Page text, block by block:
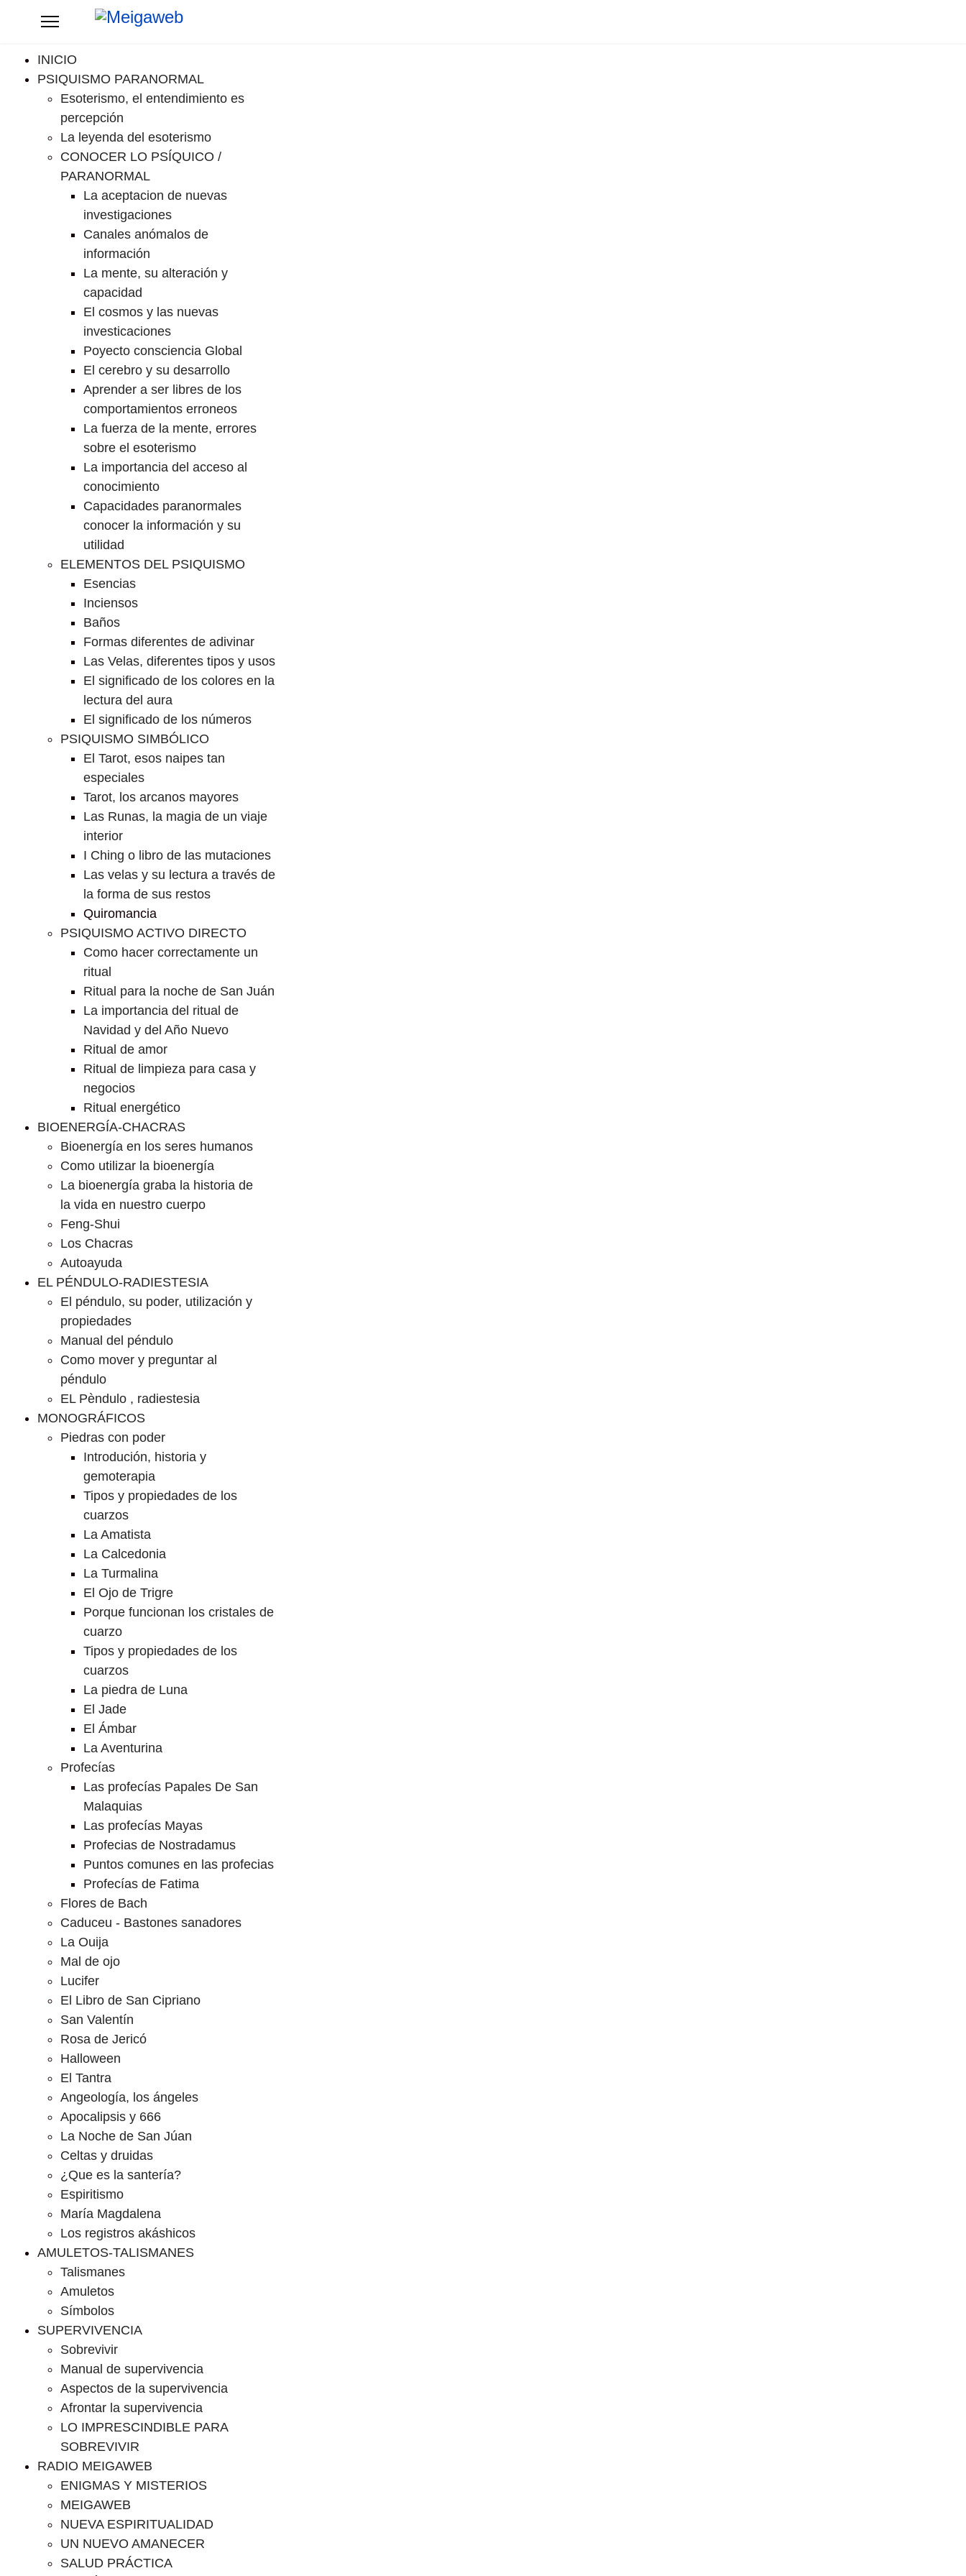
INICIO
PSIQUISMO PARANORMAL
Esoterismo, el entendimiento es
percepción
La leyenda del esoterismo
CONOCER LO PSÍQUICO /
PARANORMAL
La aceptacion de nuevas
investigaciones
Canales anómalos de
información
La mente, su alteración y
capacidad
El cosmos y las nuevas
investicaciones
Poyecto consciencia Global
El cerebro y su desarrollo
Aprender a ser libres de los
comportamientos erroneos
La fuerza de la mente, errores
sobre el esoterismo
La importancia del acceso al
conocimiento
Capacidades paranormales
conocer la información y su
utilidad
ELEMENTOS DEL PSIQUISMO
Esencias
Inciensos
Baños
Formas diferentes de adivinar
Las Velas, diferentes tipos y usos
El significado de los colores en la
lectura del aura
El significado de los números
PSIQUISMO SIMBÓLICO
El Tarot, esos naipes tan
especiales
Tarot, los arcanos mayores
Las Runas, la magia de un viaje
interior
I Ching o libro de las mutaciones
Las velas y su lectura a través de
la forma de sus restos
Quiromancia
PSIQUISMO ACTIVO DIRECTO
Como hacer correctamente un
ritual
Ritual para la noche de San Juán
La importancia del ritual de
Navidad y del Año Nuevo
Ritual de amor
Ritual de limpieza para casa y
negocios
Ritual energético
BIOENERGÍA-CHACRAS
Bioenergía en los seres humanos
Como utilizar la bioenergía
La bioenergía graba la historia de
la vida en nuestro cuerpo
Feng-Shui
Los Chacras
Autoayuda
EL PÉNDULO-RADIESTESIA
El péndulo, su poder, utilización y
propiedades
Manual del péndulo
Como mover y preguntar al
péndulo
EL Pèndulo , radiestesia
MONOGRÁFICOS
Piedras con poder
Introdución, historia y
gemoterapia
Tipos y propiedades de los
cuarzos
La Amatista
La Calcedonia
La Turmalina
El Ojo de Trigre
Porque funcionan los cristales de
cuarzo
Tipos y propiedades de los
cuarzos
La piedra de Luna
El Jade
El Ámbar
La Aventurina
Profecías
Las profecías Papales De San
Malaquias
Las profecías Mayas
Profecias de Nostradamus
Puntos comunes en las profecias
Profecías de Fatima
Flores de Bach
Caduceu - Bastones sanadores
La Ouija
Mal de ojo
Lucifer
El Libro de San Cipriano
San Valentín
Rosa de Jericó
Halloween
El Tantra
Angeología, los ángeles
Apocalipsis y 666
La Noche de San Júan
Celtas y druidas
¿Que es la santería?
Espiritismo
María Magdalena
Los registros akáshicos
AMULETOS-TALISMANES
Talismanes
Amuletos
Símbolos
SUPERVIVENCIA
Sobrevivir
Manual de supervivencia
Aspectos de la supervivencia
Afrontar la supervivencia
LO IMPRESCINDIBLE PARA
SOBREVIVIR
RADIO MEIGAWEB
ENIGMAS Y MISTERIOS
MEIGAWEB
NUEVA ESPIRITUALIDAD
UN NUEVO AMANECER
SALUD PRÁCTICA